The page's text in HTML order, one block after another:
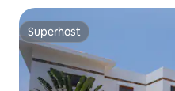
Superhost
Superhost